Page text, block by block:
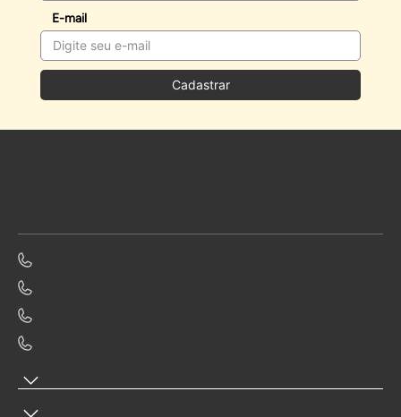
E-mail
Cadastrar